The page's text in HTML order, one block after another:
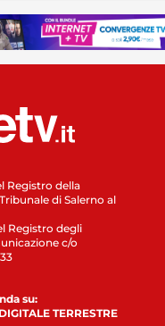
Registro della
di Salerno al
Registro degli
c/o
su:
TERRESTRE